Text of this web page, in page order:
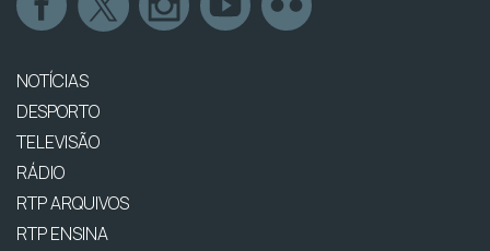
NOTÍCIAS
DESPORTO
TELEVISÃO
RÁDIO
RTP ARQUIVOS
RTP ENSINA